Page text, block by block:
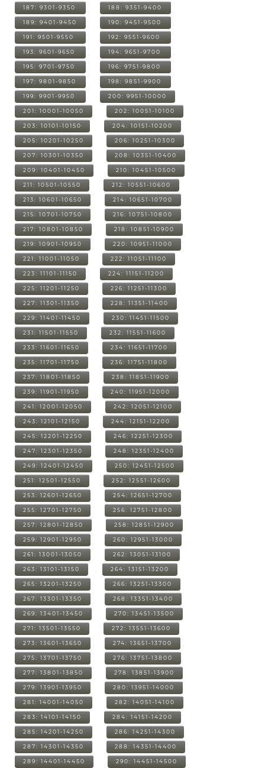
187: 9301-9350 188: 9351-9400
189: 9401-9450 190: 9451-9500
191: 9501-9550 192: 9551-9600
193: 9601-9650 194: 9651-9700
195: 9701-9750 196: 9751-9800
197: 9801-9850 198: 9851-9900
199: 9901-9950 200: 9951-10000
201: 10001-10050 202: 10051-10100
203: 10101-10150 204: 10151-10200
205: 10201-10250 206: 10251-10300
207: 10301-10350 208: 10351-10400
209: 10401-10450 210: 10451-10500
211: 10501-10550 212: 10551-10600
213: 10601-10650 214: 10651-10700
215: 10701-10750 216: 10751-10800
217: 10801-10850 218: 10851-10900
219: 10901-10950 220: 10951-11000
221: 11001-11050 222: 11051-11100
223: 11101-11150 224: 11151-11200
225: 11201-11250 226: 11251-11300
227: 11301-11350 228: 11351-11400
229: 11401-11450 230: 11451-11500
231: 11501-11550 232: 11551-11600
233: 11601-11650 234: 11651-11700
235: 11701-11750 236: 11751-11800
237: 11801-11850 238: 11851-11900
239: 11901-11950 240: 11951-12000
241: 12001-12050 242: 12051-12100
243: 12101-12150 244: 12151-12200
245: 12201-12250 246: 12251-12300
247: 12301-12350 248: 12351-12400
249: 12401-12450 250: 12451-12500
251: 12501-12550 252: 12551-12600
253: 12601-12650 254: 12651-12700
255: 12701-12750 256: 12751-12800
257: 12801-12850 258: 12851-12900
259: 12901-12950 260: 12951-13000
261: 13001-13050 262: 13051-13100
263: 13101-13150 264: 13151-13200
265: 13201-13250 266: 13251-13300
267: 13301-13350 268: 13351-13400
269: 13401-13450 270: 13451-13500
271: 13501-13550 272: 13551-13600
273: 13601-13650 274: 13651-13700
275: 13701-13750 276: 13751-13800
277: 13801-13850 278: 13851-13900
279: 13901-13950 280: 13951-14000
281: 14001-14050 282: 14051-14100
283: 14101-14150 284: 14151-14200
285: 14201-14250 286: 14251-14300
287: 14301-14350 288: 14351-14400
289: 14401-14450 290: 14451-14500